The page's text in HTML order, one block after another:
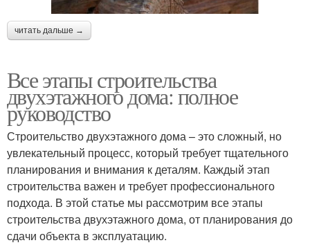
читать дальше →
Все этапы строительства
двухэтажного дома: полное
руководство
Строительство двухэтажного дома – это сложный, но
увлекательный процесс, который требует тщательного
планирования и внимания к деталям. Каждый этап
строительства важен и требует профессионального
подхода. В этой статье мы рассмотрим все этапы
строительства двухэтажного дома, от планирования до
сдачи объекта в эксплуатацию.